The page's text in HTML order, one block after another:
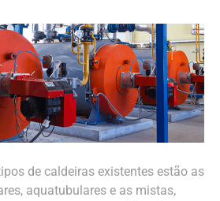
de caldeiras existentes estão as
aquatubulares e as mistas,